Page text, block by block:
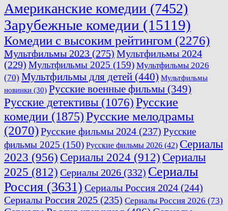
Американские комедии (7452)
Зарубежные комедии (15119)
Комедии с высоким рейтингом (2276)
Мультфильмы 2023 (275) Мультфильмы 2024
(229) Мультфильмы 2025 (159) Мультфильмы 2026
(70) Мультфильмы для детей (440) Мультфильмы
новинки (30) Русские военные фильмы (349)
Русские детективы (1076)Русские
комедии (1875)Русские мелодрамы
(2070)Русские фильмы 2024 (237) Русские
фильмы 2025 (150) Русские фильмы 2026 (42) Сериалы
2023 (956) Сериалы 2024 (912) Сериалы
2025 (812) Сериалы 2026 (332) Сериалы
Россия (3631) Сериалы Россия 2024 (244)
Сериалы Россия 2025 (235) Сериалы Россия 2026 (73)